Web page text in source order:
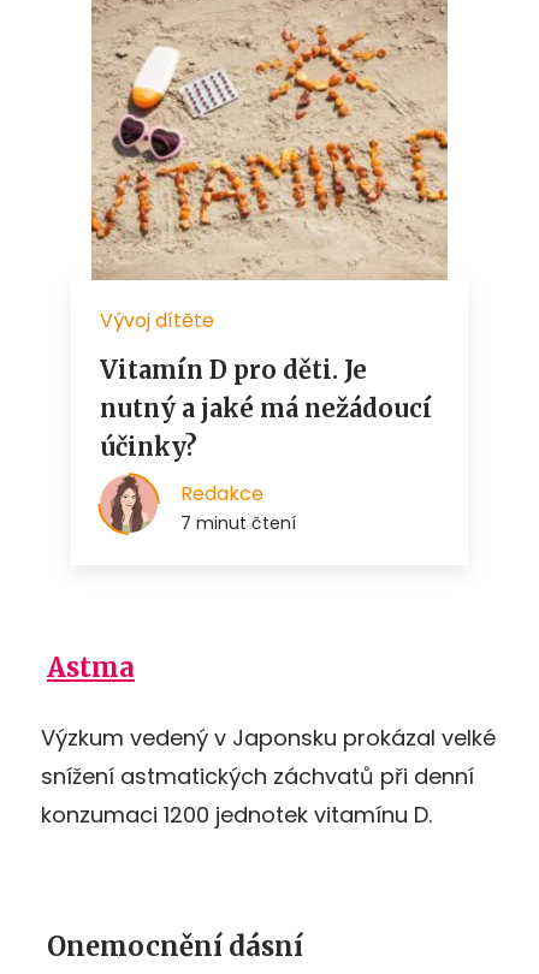
Astma
Výzkum vedený v Japonsku prokázal velké
snížení astmatických záchvatů při denní
konzumaci 1200 jednotek vitamínu D.
Onemocnění dásní